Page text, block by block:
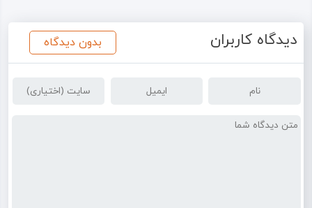
دیدگاه کاربران بدون دیدگاه